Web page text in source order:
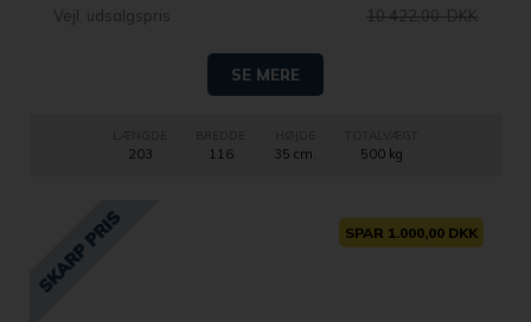
Vejl. udsalgspris
10.422,00 DKK
SE MERE
203 116
HØJDE
35 cm.
TOTALVÆGT
500 kg
SPAR 1.000,00 DKK